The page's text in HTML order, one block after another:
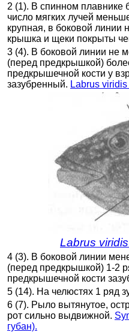
2 (1). В спинном плавнике
число мягких лучей
крупная, в боковой линии
крышка и щеки покрыты
3 (4). В боковой линии не
(перед предкрышкой)
предкрышечной кости у
зазубренный. Labrus
Labrus
4 (3). В боковой линии
(перед предкрышкой) 1-2
предкрышечной кости
5 (14). На челюстях 1 ряд
6 (7). Рыло вытянутое,
рот сильно выдвижной.
губан).